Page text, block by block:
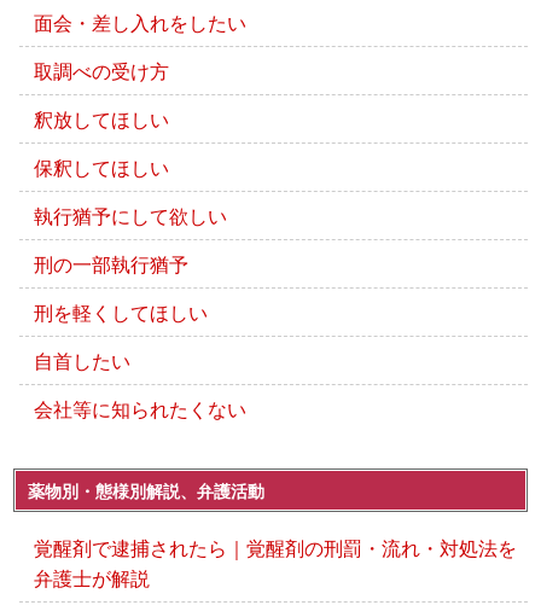
面会・差し入れをしたい
取調べの受け方
釈放してほしい
保釈してほしい
執行猶予にして欲しい
刑の一部執行猶予
刑を軽くしてほしい
自首したい
会社等に知られたくない
薬物別・態様別解説、弁護活動
覚醒剤で逮捕されたら｜覚醒剤の刑罰・流れ・対処法を
弁護士が解説